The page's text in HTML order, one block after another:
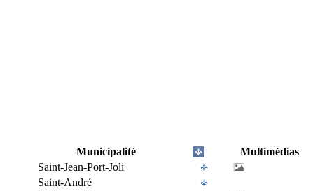
Municipalité
Multimédias
Saint-Jean-Port-Joli
Saint-André